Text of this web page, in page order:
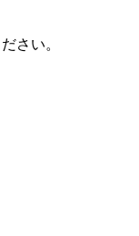
さい。